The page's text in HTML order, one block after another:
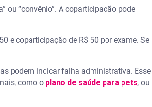
ou “convênio”. A coparticipação pode
e coparticipação de R$ 50 por exame. Se
podem indicar falha administrativa. Esse
como o plano de saúde para pets, ou